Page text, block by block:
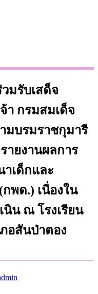
มรับเสด็จ
า กรมสมเด็จ
มบรมราชกุมารี
ายงานผลการ
เด็กและ
พด.) เนื่องใน
นิน ณ โรงเรียน
อสันป่าตอง